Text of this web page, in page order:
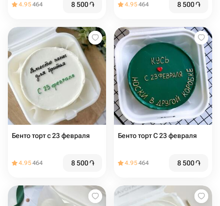
4.95464 8 500֏ 4.95464 8 500֏
Бенто торт с 23 февраля
4.95464 8 500֏
Бенто торт С 23 февраля
4.95464 8 500֏